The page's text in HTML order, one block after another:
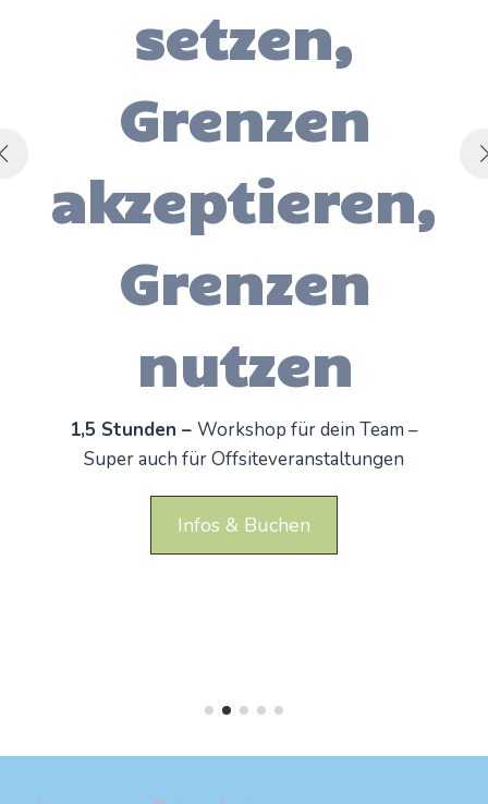
setzen,
Grenzen
akzeptieren,
Grenzen
nutzen
1,5 Stunden – Workshop für dein Team –
Super auch für Offsiteveranstaltungen
Infos & Buchen